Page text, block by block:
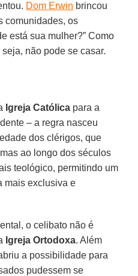
Dom Erwin brincou
comunidades, os
está sua mulher?” Como
não pode se casar.
Igreja Católica para a
– a regra nasceu
dos clérigos, que
ao longo dos séculos
teológico, permitindo um
mais exclusiva e
o celibato não é
Igreja Ortodoxa. Além
a possibilidade para
pudessem se